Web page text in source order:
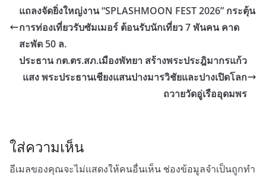
แถลงจัดยิ่งใหญ่งาน “SPLASHMOON FEST 2026” กระตุ้น
การท่องเที่ยวรับซัมเมอร์ ต้อนรับนักเที่ยว 7 พันคน คาด
สะพัด 50 ล.
ประธาน กต.ตร.สภ.เมืองพัทยา สร้างพระประฎิมากรแก้ว
แสง พระประธานเชียงแสนปางมารวิชัยและปางเปิดโลก
ถวายวัดอู่เรืออุดมพร
ใส่ความเห็น
อีเมลของคุณจะไม่แสดงให้คนอื่นเห็น ช่องข้อมูลจำเป็นถูกทำ